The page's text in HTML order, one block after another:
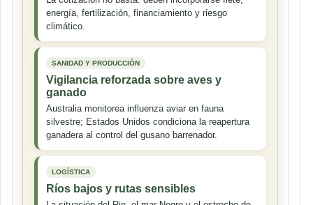
energía, fertilización, financiamiento y riesgo
climático.
SANIDAD Y PRODUCCIÓN
Vigilancia reforzada sobre aves y
ganado
Australia monitorea influenza aviar en fauna
silvestre; Estados Unidos condiciona la reapertura
ganadera al control del gusano barrenador.
LOGÍSTICA
Ríos bajos y rutas sensibles